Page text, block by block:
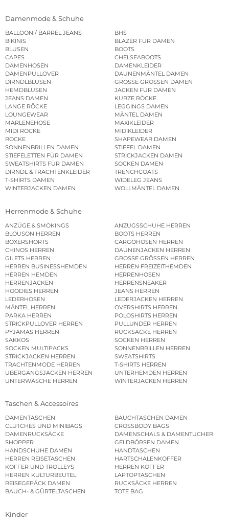
Damenmode & Schuhe
BALLOON / BARREL JEANS
BHS
BIKINIS
BLAZER FÜR DAMEN
BLUSEN
BOOTS
CAPES
CHELSEABOOTS
DAMENHOSEN
DAMENKLEIDER
DAMENPULLOVER
DAUNENMÄNTEL DAMEN
DIRNDLBLUSEN
GROSSE GRÖSSEN DAMEN
HEMDBLUSEN
JACKEN FÜR DAMEN
JEANS DAMEN
KURZE RÖCKE
LANGE RÖCKE
LEGGINGS DAMEN
LOUNGEWEAR
MÄNTEL DAMEN
MARLENEHOSE
MAXIKLEIDER
MIDI RÖCKE
MIDIKLEIDER
RÖCKE
SHAPEWEAR DAMEN
SONNENBRILLEN DAMEN
STIEFEL DAMEN
STIEFELETTEN FÜR DAMEN
STRICKJACKEN DAMEN
SWEATSHIRTS FÜR DAMEN
SOCKEN DAMEN
DIRNDL & TRACHTENKLEIDER
TRENCHCOATS
T-SHIRTS DAMEN
WIDELEG JEANS
WINTERJACKEN DAMEN
WOLLMÄNTEL DAMEN
Herrenmode & Schuhe
ANZÜGE & SMOKINGS
ANZUGSSCHUHE HERREN
BLOUSON HERREN
BOOTS HERREN
BOXERSHORTS
CARGOHOSEN HERREN
CHINOS HERREN
DAUNENJACKEN HERREN
GILETS HERREN
GROSSE GRÖSSEN HERREN
HERREN BUSINESSHEMDEN
HERREN FREIZEITHEMDEN
HERREN HEMDEN
HERRENHOSEN
HERRENJACKEN
HERRENSNEAKER
HOODIES HERREN
JEANS HERREN
LEDERHOSEN
LEDERJACKEN HERREN
MÄNTEL HERREN
OVERSHIRTS HERREN
PARKA HERREN
POLOSHIRTS HERREN
STRICKPULLOVER HERREN
PULLUNDER HERREN
PYJAMAS HERREN
RUCKSÄCKE HERREN
SAKKOS
SOCKEN HERREN
SOCKEN MULTIPACKS
SONNENBRILLEN HERREN
STRICKJACKEN HERREN
SWEATSHIRTS
TRACHTENMODE HERREN
T-SHIRTS HERREN
ÜBERGANGSJACKEN HERREN
UNTERHEMDEN HERREN
UNTERWÄSCHE HERREN
WINTERJACKEN HERREN
Taschen & Accessoires
DAMENTASCHEN
BAUCHTASCHEN DAMEN
CLUTCHES UND MINIBAGS
CROSSBODY BAGS
DAMENRUCKSÄCKE
DAMENSCHALS & DAMENTÜCHER
SHOPPER
GELDBÖRSEN DAMEN
HANDSCHUHE DAMEN
HANDTASCHEN
HERREN REISETASCHEN
HARTSCHALENKOFFER
KOFFER UND TROLLEYS
HERREN KOFFER
HERREN KULTURBEUTEL
LAPTOPTASCHEN
REISEGEPÄCK DAMEN
RUCKSÄCKE HERREN
BAUCH- & GÜRTELTASCHEN
TOTE BAG
Kinder